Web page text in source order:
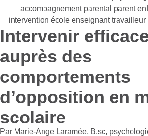
Intervenir
auprès des
comportements
d’opposition en
scolaire
Par Marie-Ange Laramée, B.sc,